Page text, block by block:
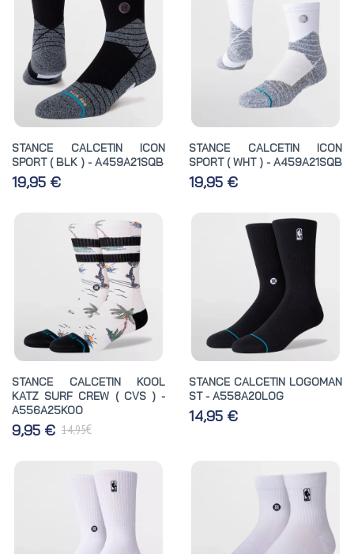
STANCE CALCETIN ICON
SPORT ( BLK ) - A459A21SQB
19,95 €
STANCE CALCETIN ICON
SPORT ( WHT ) - A459A21SQB
19,95 €
STANCE CALCETIN KOOL
KATZ SURF CREW ( CVS ) -
A556A25KOO
9,95 € 14,95€
STANCE CALCETIN LOGOMAN
ST - A558A20LOG
14,95 €